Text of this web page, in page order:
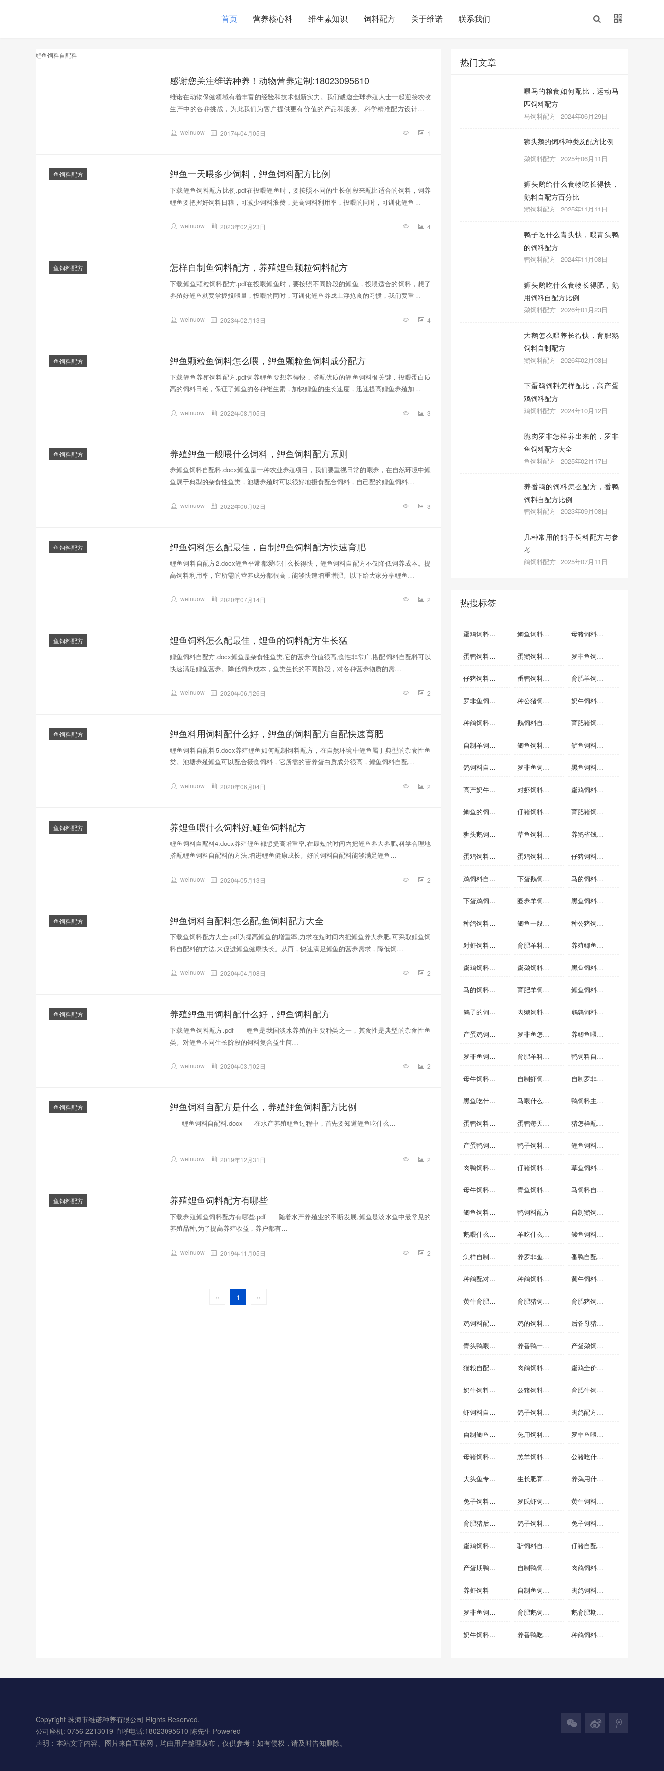
首页 营养核心料 维生素知识 饲料配方 关于维诺 联系我们
鲤鱼饲料自配料
感谢您关注维诺种养！动物营养定制:18023095610
维诺在动物保健领域有着丰富的经验和技术创新实力。我们诚邀全球养殖人士一起迎接农牧
生产中的各种挑战，为此我们为客户提供更有价值的产品和服务、科学精准配方设计，从
weinuow 2017年04月05日 1
鲤鱼一天喂多少饲料，鲤鱼饲料配方比例
鱼饲料配方
下载鲤鱼饲料配方比例.pdf在投喂鲤鱼时，要按照不同的生长创段来配比适合的饲料，饲养
鲤鱼要把握好饲料日粮，可减少饲料浪费，提高饲料利用率，投喂的同时，可训化鲤鱼…
weinuow 2023年02月23日 4
怎样自制鱼饲料配方，养殖鲤鱼颗粒饲料配方
鱼饲料配方
下载鲤鱼颗粒饲料配方.pdf在投喂鲤鱼时，要按照不同阶段的鲤鱼，投喂适合的饲料，想了
养殖好鲤鱼就要掌握投喂量，投喂的同时，可训化鲤鱼养成上浮抢食的习惯，我们要重…
weinuow 2023年02月13日 4
鲤鱼颗粒鱼饲料怎么喂，鲤鱼颗粒鱼饲料成分配方
鱼饲料配方
下载鲤鱼养殖饲料配方.pdf饲养鲤鱼要想养得快，搭配优质的鲤鱼饲料很关键，投喂蛋白质
高的饲料日粮，保证了鲤鱼的各种维生素，加快鲤鱼的生长速度，迅速提高鲤鱼养殖加…
weinuow 2022年08月05日 3
养殖鲤鱼一般喂什么饲料，鲤鱼饲料配方原则
鱼饲料配方
养鲤鱼饲料自配料.docx鲤鱼是一种农业养殖项目，我们要重视日常的喂养，在自然环境中鲤
鱼属于典型的杂食性鱼类，池塘养殖时可以很好地摄食配合饲料，自己配的鲤鱼饲料…
weinuow 2022年06月02日 3
鲤鱼饲料怎么配最佳，自制鲤鱼饲料配方快速育肥
鱼饲料配方
鲤鱼饲料自配方2.docx鲤鱼平常都爱吃什么长得快，鲤鱼饲料自配方不仅降低饲养成本。提
高饲料利用率，它所需的营养成分都很高，能够快速增重增肥。以下给大家分享鲤鱼…
weinuow 2020年07月14日 2
鲤鱼饲料怎么配最佳，鲤鱼的饲料配方生长猛
鱼饲料配方
鲤鱼饲料自配方.docx鲤鱼是杂食性鱼类,它的营养价值很高,食性非常广,搭配饲料自配料可以
快速满足鲤鱼营养。降低饲养成本，鱼类生长的不同阶段，对各种营养物质的需…
weinuow 2020年06月26日 2
鲤鱼料用饲料配什么好，鲤鱼的饲料配方自配快速育肥
鱼饲料配方
鲤鱼饲料自配料5.docx养殖鲤鱼如何配制饲料配方，在自然环境中鲤鱼属于典型的杂食性鱼
类。池塘养殖鲤鱼可以配合摄食饲料，它所需的营养蛋白质成分很高，鲤鱼饲料自配…
weinuow 2020年06月04日 2
养鲤鱼喂什么饲料好,鲤鱼饲料配方
鱼饲料配方
鲤鱼饲料自配料4.docx养殖鲤鱼都想提高增重率,在最短的时间内把鲤鱼养大养肥,科学合理地
搭配鲤鱼饲料自配料的方法,增进鲤鱼健康成长。好的饲料自配料能够满足鲤鱼…
weinuow 2020年05月13日 2
鲤鱼饲料自配料怎么配,鱼饲料配方大全
鱼饲料配方
下载鱼饲料配方大全.pdf为提高鲤鱼的增重率,力求在短时间内把鲤鱼养大养肥,可采取鲤鱼饲
料自配料的方法,来促进鲤鱼健康快长。从而，快速满足鲤鱼的营养需求，降低饲…
weinuow 2020年04月08日 2
养殖鲤鱼用饲料配什么好，鲤鱼饲料配方
鱼饲料配方
下载鲤鱼饲料配方.pdf 鲤鱼是我国淡水养殖的主要种类之一，其食性是典型的杂食性鱼
类。对鲤鱼不同生长阶段的饲料复合益生菌…
weinuow 2020年03月02日 2
鲤鱼饲料自配方是什么，养殖鲤鱼饲料配方比例
鱼饲料配方
鲤鱼饲料自配料.docx 在水产养殖鲤鱼过程中，首先要知道鲤鱼吃什么…
weinuow 2019年12月31日 2
养殖鲤鱼饲料配方有哪些
鱼饲料配方
下载养殖鲤鱼饲料配方有哪些.pdf 随着水产养殖业的不断发展,鲤鱼是淡水鱼中最常见的
养殖品种,为了提高养殖收益，养户都有…
weinuow 2019年11月05日 2
‹‹ 1 ››
热门文章
喂马的粮食如何配比，运动马
匹饲料配方
马饲料配方 2024年06月29日
狮头鹅的饲料种类及配方比例
鹅饲料配方 2025年06月11日
狮头鹅给什么食物吃长得快，
鹅料自配方百分比
鹅饲料配方 2025年11月11日
鸭子吃什么青头快，喂青头鸭
的饲料配方
鸭饲料配方 2024年11月08日
狮头鹅吃什么食物长得肥，鹅
用饲料自配方比例
鹅饲料配方 2026年01月23日
大鹅怎么喂养长得快，育肥鹅
饲料自制配方
鹅饲料配方 2026年02月03日
下蛋鸡饲料怎样配比，高产蛋
鸡饲料配方
鸡饲料配方 2024年10月12日
脆肉罗非怎样养出来的，罗非
鱼饲料配方大全
鱼饲料配方 2025年02月17日
养番鸭的饲料怎么配方，番鸭
饲料自配方比例
鸭饲料配方 2023年09月08日
几种常用的鸽子饲料配方与参
考
鸽饲料配方 2025年07月11日
热搜标签
蛋鸡饲料自配料 鲫鱼饲料自配料 母猪饲料自配料
蛋鸭饲料自配料 蛋鹅饲料自配方 罗非鱼饲料自配方
仔猪饲料自配料 番鸭饲料自配料 育肥羊饲料自配方
罗非鱼饲料自配料 种公猪饲料自配方 奶牛饲料自配料
种鸽饲料自配方 鹅饲料自配料 育肥猪饲料自配料
自制羊饲料配方 鲫鱼饲料自配方 鲈鱼饲料自配料
鸽饲料自配料 罗非鱼饲料配方 黑鱼饲料自配料
高产奶牛饲料配方 对虾饲料自配方 蛋鸡饲料如何配制
鲫鱼的饲料配方 仔猪饲料自配方 育肥猪饲料自配方
狮头鹅饲料自配方 草鱼饲料自配料 养鹅省钱的饲料配方
蛋鸡饲料自配方 蛋鸡饲料营养标准 仔猪饲料配方详细
鸡饲料自配料 下蛋鹅饲料怎样配料 马的饲料怎样搭配
下蛋鸡饲料配方 圈养羊饲料配制 黑鱼饲料自制方法
种鸽饲料自配料 鲫鱼一般喂什么饲料 种公猪饲料自配料
对虾饲料配方 育肥羊料的配方 养殖鲫鱼用什么饲料
蛋鸡饲料配方表配料详细 蛋鹅饲料自制配方 黑鱼饲料自配方
马的饲料自配方 育肥羊饲料自配料 鲤鱼饲料自配料
鸽子的饲料配方 肉鹅饲料自配方 鹌鹑饲料自配料
产蛋鸡饲料自配料 罗非鱼怎么养殖快长大 养鲫鱼喂什么长的快
罗非鱼饲料配方标准 育肥羊料怎么配比 鸭饲料自配料
母牛饲料自配料 自制虾饲料配方 自制罗非鱼饲料配方
黑鱼吃什么饲料 马喂什么料容易肥 鸭饲料主要配方是什么
蛋鸭饲料营养标准 蛋鸭每天吃多少饲料 猪怎样配饲料长得快
产蛋鸭饲料自配方 鸭子饲料自配方 鲤鱼饲料自配方
肉鸭饲料自配方 仔猪饲料配方 草鱼饲料自配方
母牛饲料自配方 青鱼饲料自配料 马饲料自配料
鲫鱼饲料配方 鸭饲料配方 自制鹅饲料配方
鹅喂什么饲料 羊吃什么长得快 鲮鱼饲料自配料
怎样自制虾饲料配方 养罗非鱼用什么饲料 番鸭自配经济饲料
种鸽配对前的饲料 种鸽饲料配方表 黄牛饲料配方
黄牛育肥饲料配方 育肥猪饲料怎么配 育肥猪饲料的配方表
鸡饲料配方表配料详细 鸡的饲料配方怎么配啊 后备母猪饲料自配方
青头鸭喂什么青头快 养番鸭一般喂什么 产蛋鹅饲料自配方
猫粮自配料配方 肉鸽饲料自配方 蛋鸡全价配合饲料配方
奶牛饲料自配方 公猪饲料自配方 育肥牛饲料自配料
虾饲料自配料 鸽子饲料配比 肉鸽配方配料表
自制鲫鱼配料 兔用饲料的配比 罗非鱼喂什么饲料
母猪饲料怎么配 羔羊饲料自配料 公猪吃什么饲料合适
大头鱼专用饲料 生长肥育猪配合饲料 养鹅用什么饲料好
兔子饲料自配料 罗氏虾饲料配方 黄牛饲料自配方
育肥猪后期饲料配比 鸽子饲料自配方 兔子饲料自配方
蛋鸡饲料配方 驴饲料自配料 仔猪自配料配方
产蛋期鸭自配料 自制鸭饲料配方 肉鸽饲料自配料
养虾饲料 自制鱼饲料配方 肉鸽饲料简单的配方
罗非鱼饲料配方大全 自配 育肥鹅饲料配料 鹅育肥期饲料配方
奶牛饲料配方实例 养番鸭吃什么饲料长得快 种鸽饲料如何搭配
Copyright 珠海市维诺种养有限公司 Rights Reserved.
公司座机: 0756-2213019 直呼电话:18023095610 陈先生 Powered
声明：本站文字内容、图片来自互联网，均由用户整理发布，仅供参考！如有侵权，请及时告知删除。